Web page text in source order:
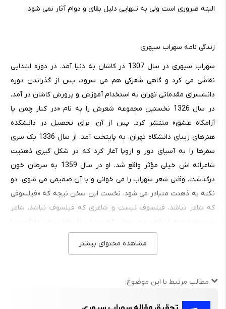
البته ضروری است ولی به تنهایی دلیل بقای و دوام آثار نمی شود.
زندگی نامه سهراب سپهری
سهراب سپهری در سال 1307 در کاشان به دنیا آمد. در دوره ابتدایی
نقاشی می کرد و گاهی شعرکی هم می سرود، پس از گذراندن دوره
دانشسرای مقدماتی تهران به استخدام آموزش و پرورش کاشان در آمد.
در سال 1326 نخستین مجموعه شعرش را به نام «در کنار چمن یا
آرامگاه عشق» منتشر کرد. پس از آن، برای تحصیل در دانشکده
هنرهای زیبای دانشگاه تهران، به پایتخت آمد. از سال 1336 یک سری
سفرها را به آسیای دور و اروپا آغاز کرد که در شکل گیری ذهنیت
شاعرانه اش خیلی مؤثر واقع شد. او در سال 1359 به سرطان خون
درگذشت. وقتی شعر سهراب را می خوانی و با آن صمیمی می شوی، دو
نکته به ذهنت متبادر می شود، نخست این سخن نیچه که «فیلسوفی
که شاعر نباشد، فیلسوف نیست و شاعری که فیلسوف نباشد، شاعر
نیست» و دوم اینکه : درمی مانی که سهراب را نقاش به شما آوری یا
او در شعرهایش نقاشی می کند و در نقاشی هایش شاعر است و زمینه
است. نقطه اوج هنر او درست در جایی است که این سه ساحت یعنی
مشاهده محتوای بیشتر
مطالب مرتبط با این موضوع: